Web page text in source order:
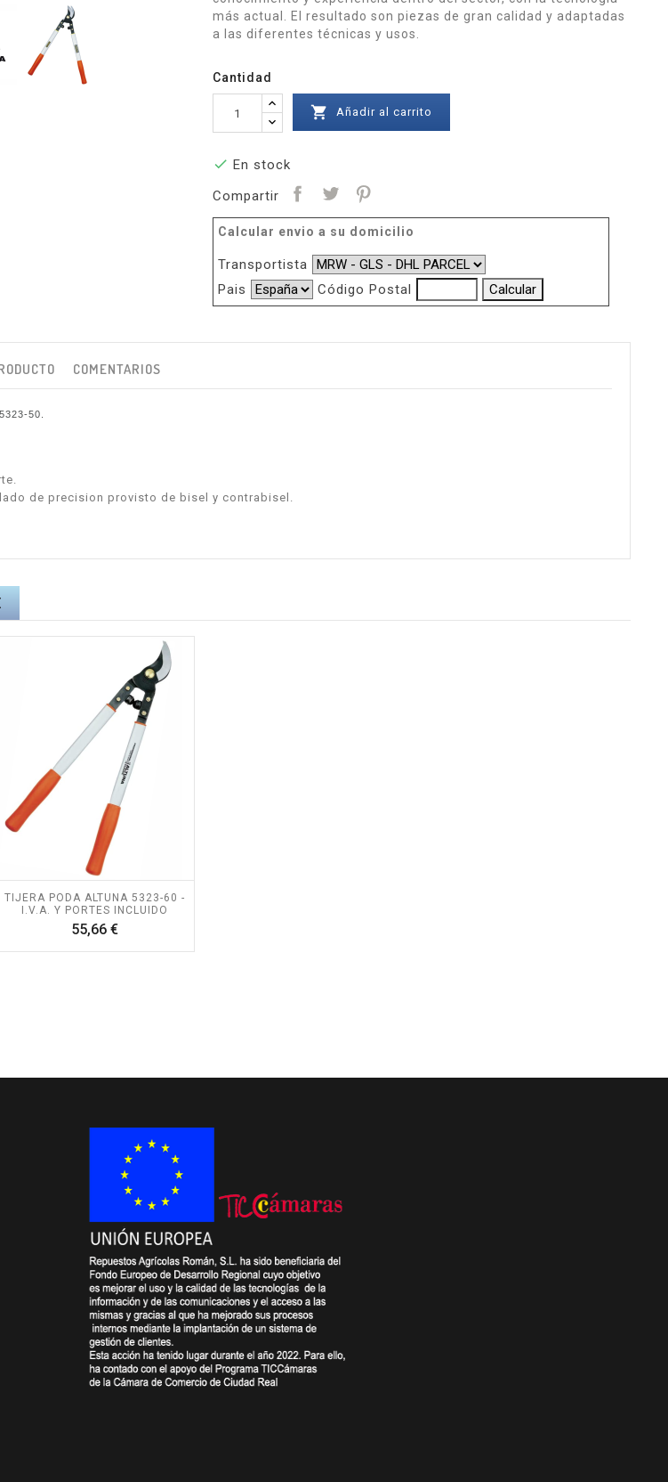
BATERÍA AFKIT -
I.V.A + PORTES
INCLUIDOS.
199,65 €Precio
TIJERA ELÉCTRICA
ALTUNA AF37 - I.V.A
Y PORTES
INCLUIDOS.
200,00 €
PACK BAHCO TIJERA
BCL23 +
MOTOSIERRA
PORTES INCLUIDOS.
Precio
más actual. El resultado son piezas de gran calidad y adaptadas
a las diferentes técnicas y usos.
Cantidad
 Añadir al carrito
 En stock
Compartir
Calcular envio a su domicilio
Transportista
Pais
Código Postal
COMENTARIOS
50
de precision provisto de bisel y contrabisel.
TIJERA PODA ALTUNA 5323-60 -
I.V.A. Y PORTES INCLUIDO
55,66 €Precio